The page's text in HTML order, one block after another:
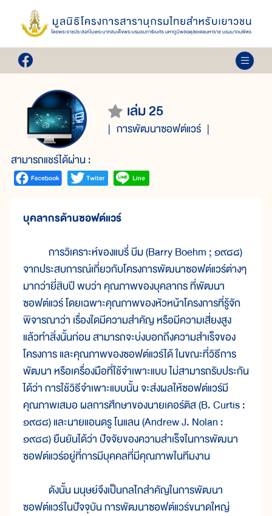
เล่ม 25
การพัฒนาซอฟต์แวร์
สามารถแชร์ได้ผ่าน :
บุคลากรด้านซอฟต์แวร์
การวิเคราะห์ของแบรี่ บีม (Barry Boehm ; ๑๙๘๘)
จากประสบการณ์เกี่ยวกับโครงการพัฒนาซอฟต์แวร์ต่างๆ
มากว่ายี่สิบปี พบว่า คุณภาพของบุคลากร ที่พัฒนา
ซอฟต์แวร์ โดยเฉพาะคุณภาพของหัวหน้าโครงการที่รู้จัก
พิจารณาว่า เรื่องใดมีความสำคัญ หรือมีความเสี่ยงสูง
แล้วทำสิ่งนั้นก่อน สามารถจะบ่งบอกถึงความสำเร็จของ
โครงการ และคุณภาพของซอฟต์แวร์ได้ ในขณะที่วิธีการ
พัฒนา หรือเครื่องมือที่ใช้จำเพาะแบบ ไม่สามารถรับประกัน
ได้ว่า การใช้วิธีจำเพาะแบบนั้น จะส่งผลให้ซอฟต์แวร์มี
คุณภาพเสมอ ผลการศึกษาของนายเคอร์ติส (B. Curtis :
๑๙๘๘) และนายแอนดรู โนแลน (Andrew J. Nolan :
๑๙๘๘) ยืนยันได้ว่า ปัจจัยของความสำเร็จในการพัฒนา
ซอฟต์แวร์อยู่ที่การมีบุคคลที่มีคุณภาพในทีมงาน
ดังนั้น มนุษย์จึงเป็นกลไกสำคัญในการพัฒนา
ซอฟต์แวร์ในปัจจุบัน การพัฒนาซอฟต์แวร์ขนาดใหญ่